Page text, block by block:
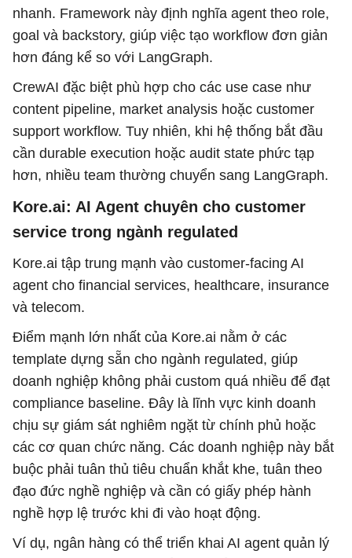
nhanh. Framework này định nghĩa agent theo role,
goal và backstory, giúp việc tạo workflow đơn giản
hơn đáng kể so với LangGraph.
CrewAI đặc biệt phù hợp cho các use case như
content pipeline, market analysis hoặc customer
support workflow. Tuy nhiên, khi hệ thống bắt đầu
cần durable execution hoặc audit state phức tạp
hơn, nhiều team thường chuyển sang LangGraph.
Kore.ai: AI Agent chuyên cho customer
service trong ngành regulated
Kore.ai tập trung mạnh vào customer-facing AI
agent cho financial services, healthcare, insurance
và telecom.
Điểm mạnh lớn nhất của Kore.ai nằm ở các
template dựng sẵn cho ngành regulated, giúp
doanh nghiệp không phải custom quá nhiều để đạt
compliance baseline. Đây là lĩnh vực kinh doanh
chịu sự giám sát nghiêm ngặt từ chính phủ hoặc
các cơ quan chức năng. Các doanh nghiệp này bắt
buộc phải tuân thủ tiêu chuẩn khắt khe, tuân theo
đạo đức nghề nghiệp và cần có giấy phép hành
nghề hợp lệ trước khi đi vào hoạt động.
Ví dụ, ngân hàng có thể triển khai AI agent quản lý